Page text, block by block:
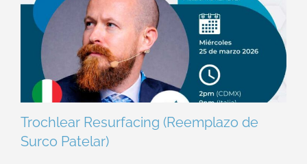
Trochlear Resurfacing (Reemplazo de
Surco Patelar)